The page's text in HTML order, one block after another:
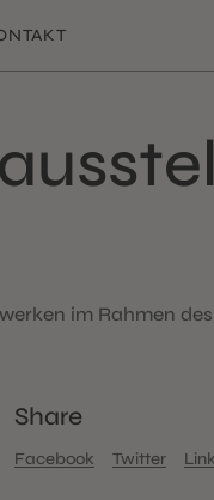
im Rahmen
Share
Facebook Twitter